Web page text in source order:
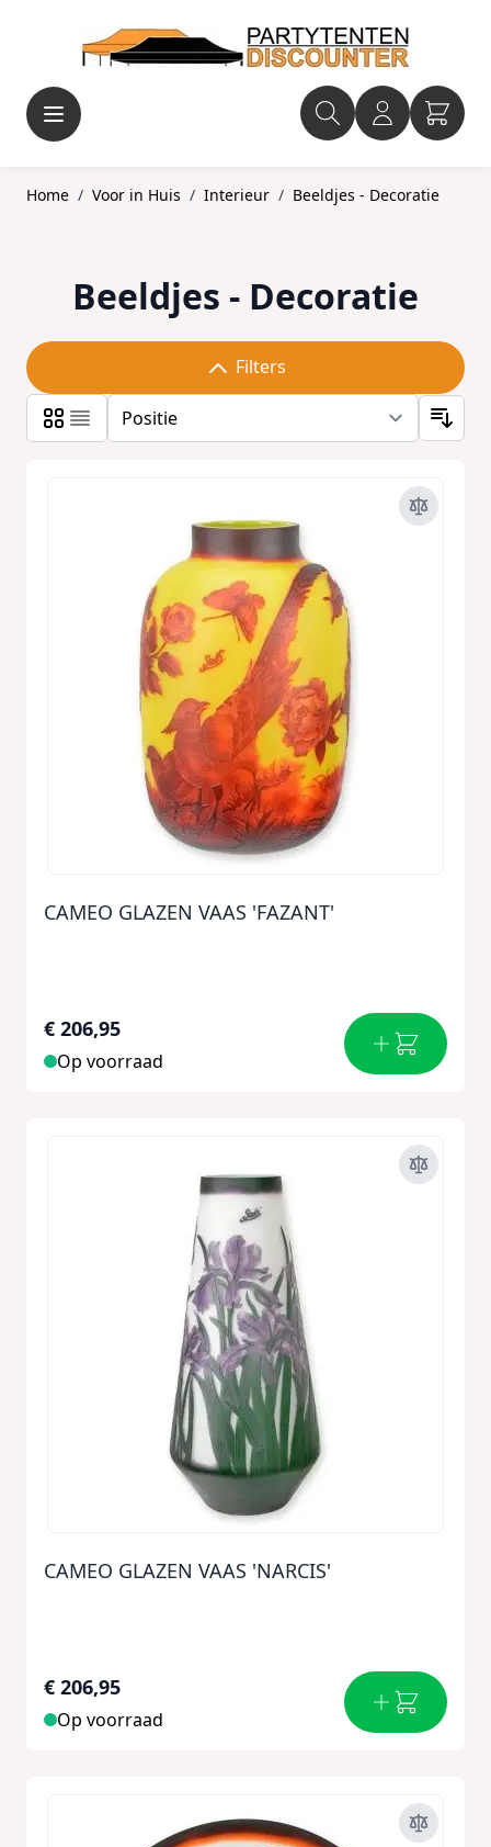
Home / Voor in Huis / Interieur / Beeldjes - Decoratie
Beeldjes - Decoratie
Filters
CAMEO GLAZEN VAAS 'FAZANT'
€ 206,95
Op voorraad
CAMEO GLAZEN VAAS 'NARCIS'
€ 206,95
Op voorraad